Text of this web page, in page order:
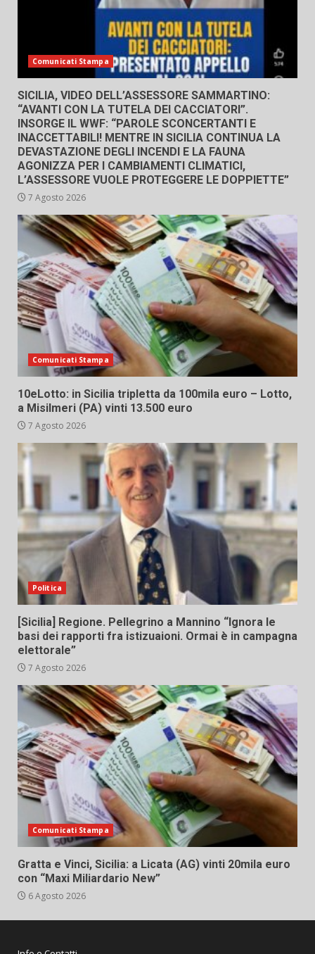
Comunicati Stampa
SICILIA, VIDEO DELL’ASSESSORE SAMMARTINO:
“AVANTI CON LA TUTELA DEI CACCIATORI”.
INSORGE IL WWF: “PAROLE SCONCERTANTI E
INACCETTABILI! MENTRE IN SICILIA CONTINUA LA
DEVASTAZIONE DEGLI INCENDI E LA FAUNA
AGONIZZA PER I CAMBIAMENTI CLIMATICI,
L’ASSESSORE VUOLE PROTEGGERE LE DOPPIETTE”
7 Agosto 2026
Comunicati Stampa
10eLotto: in Sicilia tripletta da 100mila euro – Lotto,
a Misilmeri (PA) vinti 13.500 euro
7 Agosto 2026
Politica
[Sicilia] Regione. Pellegrino a Mannino “Ignora le
basi dei rapporti fra istizuaioni. Ormai è in campagna
elettorale”
7 Agosto 2026
Comunicati Stampa
Gratta e Vinci, Sicilia: a Licata (AG) vinti 20mila euro
con “Maxi Miliardario New”
6 Agosto 2026